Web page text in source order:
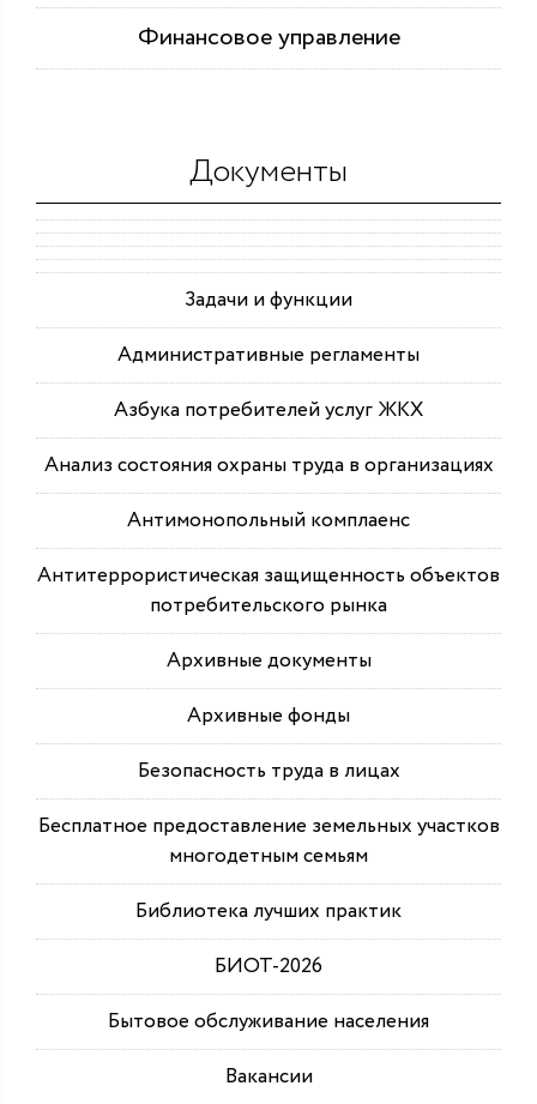
Финансовое управление
Документы
Задачи и функции
Административные регламенты
Азбука потребителей услуг ЖКХ
Анализ состояния охраны труда в организациях
Антимонопольный комплаенс
Антитеррористическая защищенность объектов
потребительского рынка
Архивные документы
Архивные фонды
Безопасность труда в лицах
Бесплатное предоставление земельных участков
многодетным семьям
Библиотека лучших практик
БИОТ-2026
Бытовое обслуживание населения
Вакансии